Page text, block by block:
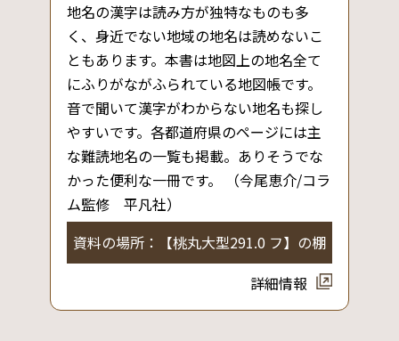
地名の漢字は読み方が独特なものも多
く、身近でない地域の地名は読めないこ
ともあります。本書は地図上の地名全て
にふりがながふられている地図帳です。
音で聞いて漢字がわからない地名も探し
やすいです。各都道府県のページには主
な難読地名の一覧も掲載。ありそうでな
かった便利な一冊です。 （今尾恵介/コラ
ム監修 平凡社）
資料の場所：【桃丸大型291.0 フ】の棚
詳細情報